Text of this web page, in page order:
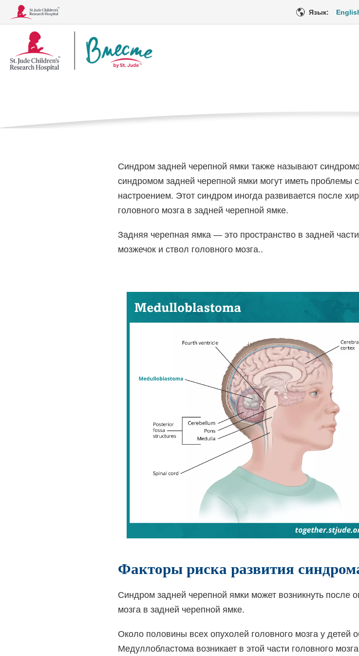
Язык:
Синдром задней
страница
Синдром задней черепной ямки также называют
синдромом задней черепной ямки могут иметь проблемы
настроением. Этот синдром иногда развивается после
головного мозга в задней черепной ямке.
Задняя черепная ямка — это пространство в задней
мозжечок и ствол головного мозга..
Факторы риска развития
Синдром задней черепной ямки может возникнуть после
мозга в задней черепной ямке.
Около половины всех опухолей головного мозга у детей
Медуллобластома возникает в этой части головного